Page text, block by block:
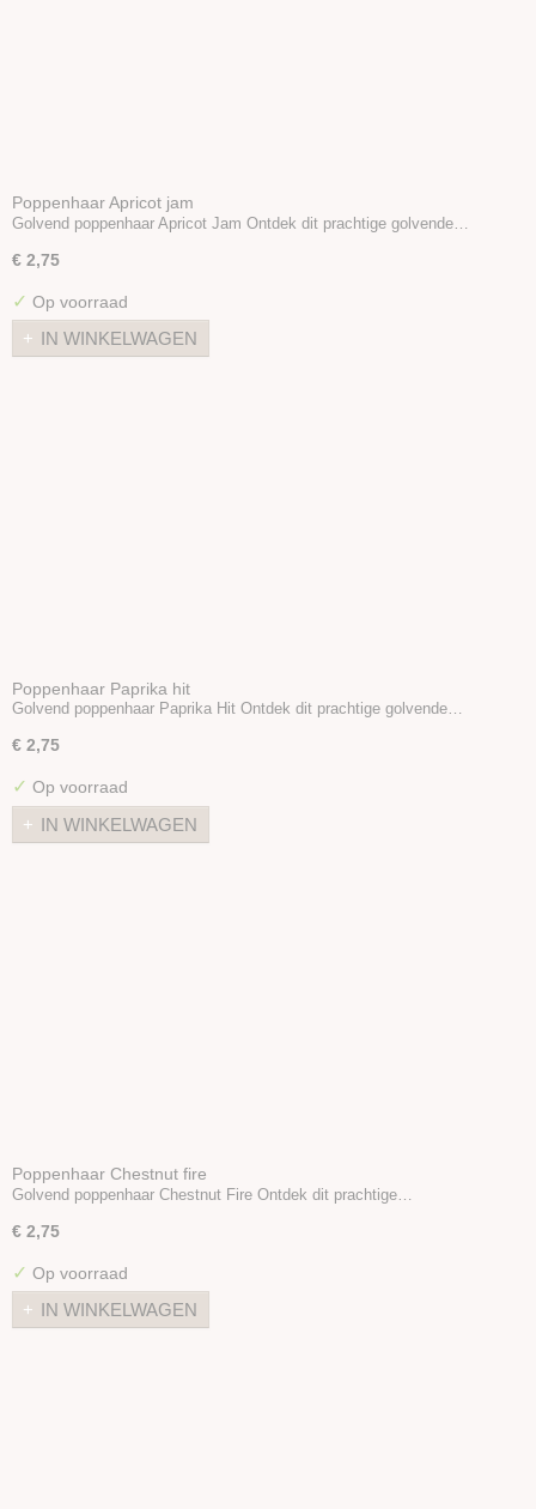
Poppenhaar Apricot jam
Golvend poppenhaar Apricot Jam Ontdek dit prachtige golvende…
€ 2,75
✓ Op voorraad
IN WINKELWAGEN
Poppenhaar Paprika hit
Golvend poppenhaar Paprika Hit Ontdek dit prachtige golvende…
€ 2,75
✓ Op voorraad
IN WINKELWAGEN
Poppenhaar Chestnut fire
Golvend poppenhaar Chestnut Fire Ontdek dit prachtige…
€ 2,75
✓ Op voorraad
IN WINKELWAGEN